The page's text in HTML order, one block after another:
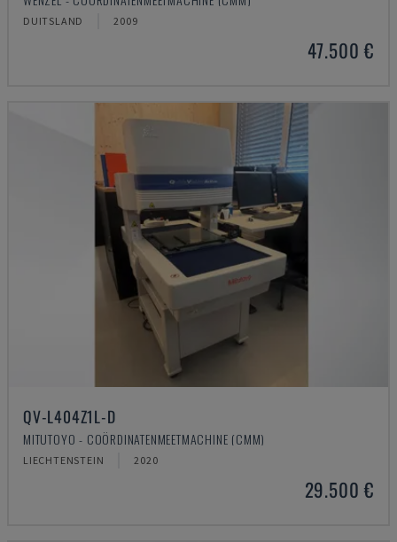
DUITSLAND 2009
47.500 €
QV-L404Z1L-D
MITUTOYO - COÖRDINATENMEETMACHINE (CMM)
LIECHTENSTEIN 2020
29.500 €